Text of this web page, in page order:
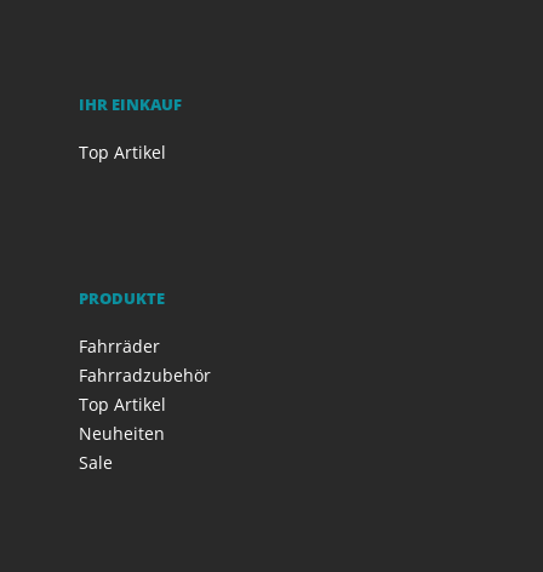
IHR EINKAUF
Top Artikel
PRODUKTE
Fahrräder
Fahrradzubehör
Top Artikel
Neuheiten
Sale